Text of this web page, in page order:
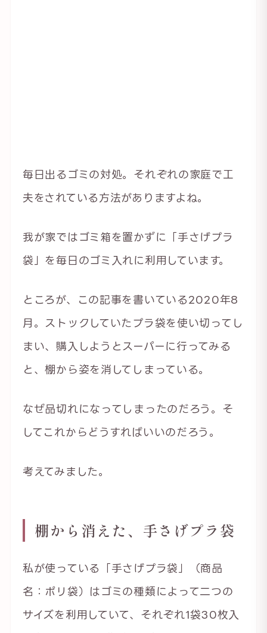
毎日出るゴミの対処。それぞれの家庭で工
夫をされている方法がありますよね。
我が家ではゴミ箱を置かずに「手さげプラ
袋」を毎日のゴミ入れに利用しています。
ところが、この記事を書いている2020年8
月。ストックしていたプラ袋を使い切ってし
まい、購入しようとスーパーに行ってみる
と、棚から姿を消してしまっている。
なぜ品切れになってしまったのだろう。そ
してこれからどうすればいいのだろう。
考えてみました。
棚から消えた、手さげプラ袋
私が使っている「手さげプラ袋」（商品
名：ポリ袋）はゴミの種類によって二つの
サイズを利用していて、それぞれ1袋30枚入